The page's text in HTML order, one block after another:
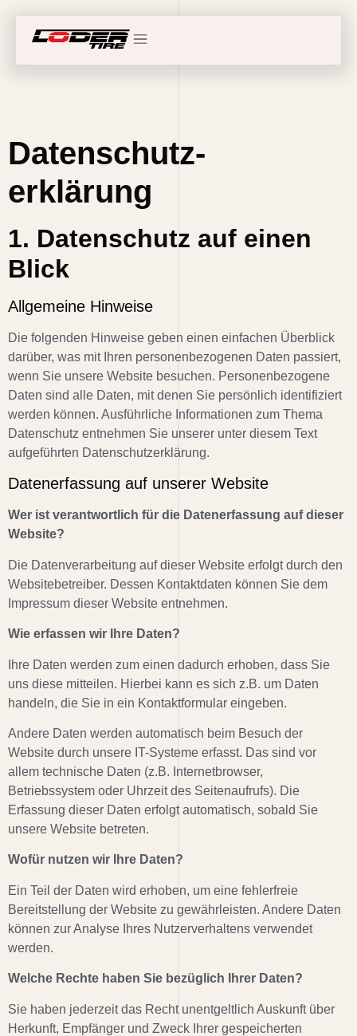
Datenschutz-
erklärung
1. Datenschutz auf einen
Blick
Allgemeine Hinweise
Die folgenden Hinweise geben einen einfachen Überblick
darüber, was mit Ihren personenbezogenen Daten passiert,
wenn Sie unsere Website besuchen. Personenbezogene
Daten sind alle Daten, mit denen Sie persönlich identifiziert
werden können. Ausführliche Informationen zum Thema
Datenschutz entnehmen Sie unserer unter diesem Text
aufgeführten Datenschutzerklärung.
Datenerfassung auf unserer Website
Wer ist verantwortlich für die Datenerfassung auf dieser
Website?
Die Datenverarbeitung auf dieser Website erfolgt durch den
Websitebetreiber. Dessen Kontaktdaten können Sie dem
Impressum dieser Website entnehmen.
Wie erfassen wir Ihre Daten?
Ihre Daten werden zum einen dadurch erhoben, dass Sie
uns diese mitteilen. Hierbei kann es sich z.B. um Daten
handeln, die Sie in ein Kontaktformular eingeben.
Andere Daten werden automatisch beim Besuch der
Website durch unsere IT-Systeme erfasst. Das sind vor
allem technische Daten (z.B. Internetbrowser,
Betriebssystem oder Uhrzeit des Seitenaufrufs). Die
Erfassung dieser Daten erfolgt automatisch, sobald Sie
unsere Website betreten.
Wofür nutzen wir Ihre Daten?
Ein Teil der Daten wird erhoben, um eine fehlerfreie
Bereitstellung der Website zu gewährleisten. Andere Daten
können zur Analyse Ihres Nutzerverhaltens verwendet
werden.
Welche Rechte haben Sie bezüglich Ihrer Daten?
Sie haben jederzeit das Recht unentgeltlich Auskunft über
Herkunft, Empfänger und Zweck Ihrer gespeicherten